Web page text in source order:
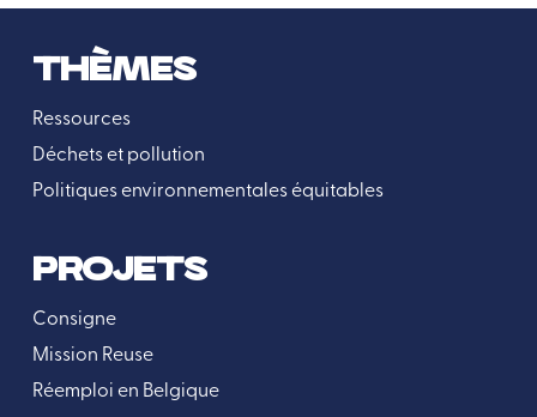
THÈMES
Ressources
Déchets et pollution
Politiques environnementales équitables
PROJETS
Consigne
Mission Reuse
Réemploi en Belgique